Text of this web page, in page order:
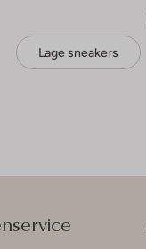
Lage sneakers